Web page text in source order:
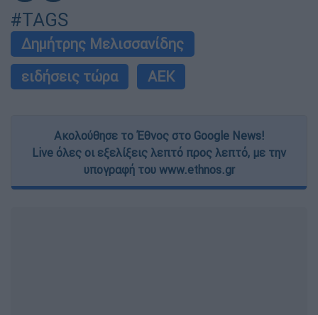
#TAGS
Δημήτρης Μελισσανίδης
ειδήσεις τώρα
ΑΕΚ
Ακολούθησε το Έθνος στο Google News!
Live όλες οι εξελίξεις λεπτό προς λεπτό, με την
υπογραφή του www.ethnos.gr